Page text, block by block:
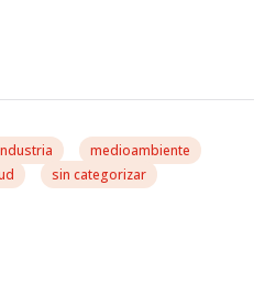
medioambiente
sin categorizar